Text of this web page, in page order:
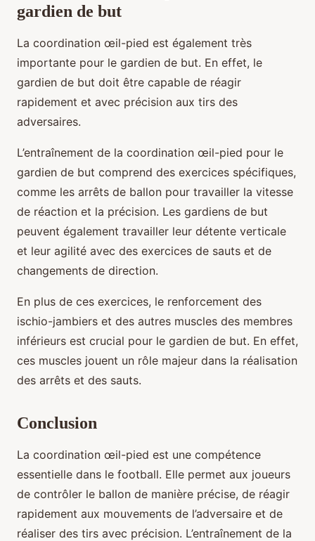
gardien de but
La coordination œil-pied est également très
importante pour le gardien de but. En effet, le
gardien de but doit être capable de réagir
rapidement et avec précision aux tirs des
adversaires.
L’entraînement de la coordination œil-pied pour le
gardien de but comprend des exercices spécifiques,
comme les arrêts de ballon pour travailler la vitesse
de réaction et la précision. Les gardiens de but
peuvent également travailler leur détente verticale
et leur agilité avec des exercices de sauts et de
changements de direction.
En plus de ces exercices, le renforcement des
ischio-jambiers et des autres muscles des membres
inférieurs est crucial pour le gardien de but. En effet,
ces muscles jouent un rôle majeur dans la réalisation
des arrêts et des sauts.
Conclusion
La coordination œil-pied est une compétence
essentielle dans le football. Elle permet aux joueurs
de contrôler le ballon de manière précise, de réagir
rapidement aux mouvements de l’adversaire et de
réaliser des tirs avec précision. L’entraînement de la